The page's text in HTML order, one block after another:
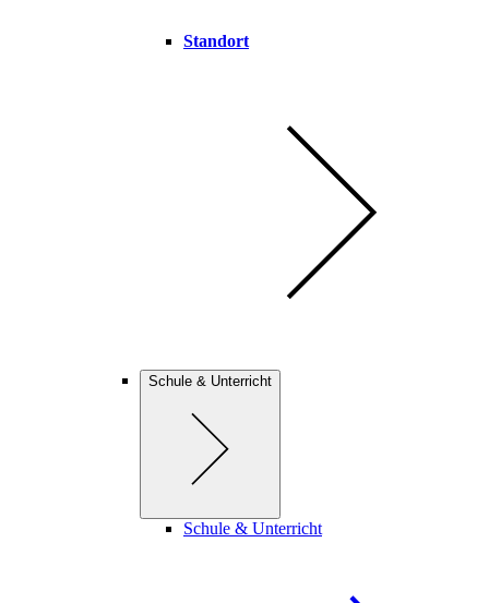
Standort
Schule & Unterricht
Schule & Unterricht